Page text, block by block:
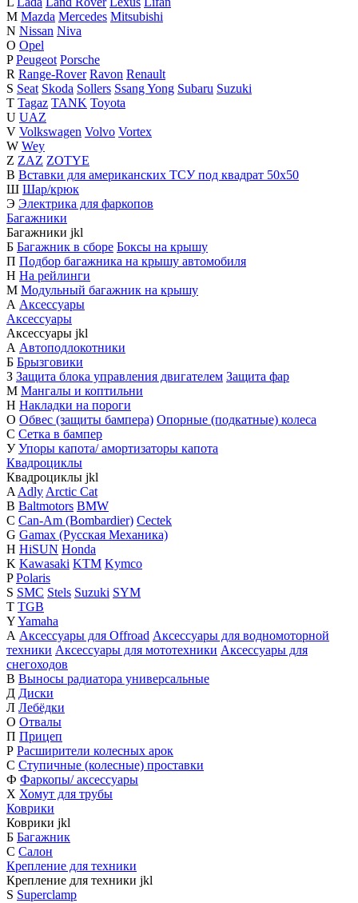
M Mazda Mercedes Mitsubishi
N Nissan Niva
O Opel
P Peugeot Porsche
R Range-Rover Ravon Renault
S Seat Skoda Sollers Ssang Yong Subaru Suzuki
T Tagaz TANK Toyota
U UAZ
V Volkswagen Volvo Vortex
W Wey
Z ZAZ ZOTYE
В Вставки для американских ТСУ под квадрат 50х50
Ш Шар/крюк
Э Электрика для фаркопов
Багажники
Багажники jkl
Б Багажник в сборе Боксы на крышу
П Подбор багажника на крышу автомобиля
Н На рейлинги
М Модульный багажник на крышу
А Аксессуары
Аксессуары
Аксессуары jkl
А Автоподлокотники
Б Брызговики
З Защита блока управления двигателем Защита фар
М Мангалы и коптильни
Н Накладки на пороги
О Обвес (защиты бампера) Опорные (подкатные) колеса
С Сетка в бампер
У Упоры капота/ амортизаторы капота
Квадроциклы
Квадроциклы jkl
A Adly Arctic Cat
B Baltmotors BMW
C Can-Am (Bombardier) Cectek
G Gamax (Русская Механика)
H HiSUN Honda
K Kawasaki KTM Kymco
P Polaris
S SMC Stels Suzuki SYM
T TGB
YYamaha
А Аксессуары для Offroad Аксессуары для водномоторной
техники Аксессуары для мототехники Аксессуары для
снегоходов
В Выносы радиатора универсальные
Д Диски
Л Лебёдки
О Отвалы
П Прицеп
Р Расширители колесных арок
С Ступичные (колесные) проставки
Ф Фаркопы/ аксессуары
Х Хомут для трубы
Коврики
Коврики jkl
Б Багажник
С Салон
Крепление для техники
Крепление для техники jkl
S Superclamp